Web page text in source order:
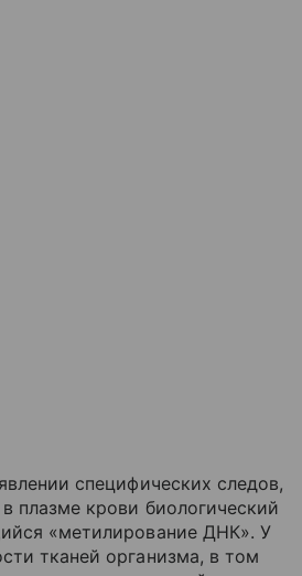
специфических следов,
плазме крови биологический
«метилирование ДНК». У
тканей организма, в том